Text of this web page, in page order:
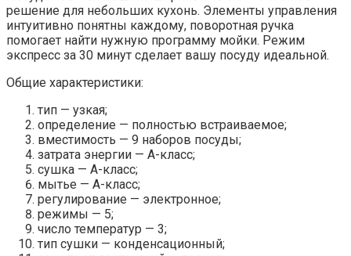
решение для небольших кухонь. Элементы управления
интуитивно понятны каждому, поворотная ручка
помогает найти нужную программу мойки. Режим
экспресс за 30 минут сделает вашу посуду идеальной.
Общие характеристики:
тип — узкая;
определение — полностью встраиваемое;
вместимость — 9 наборов посуды;
затрата энергии — А-класс;
сушка — А-класс;
мытье — А-класс;
регулирование — электронное;
режимы — 5;
число температур — 3;
тип сушки — конденсационный;